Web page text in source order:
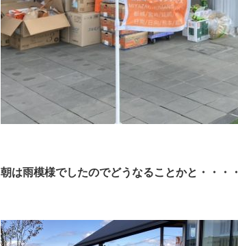
朝は雨模様でしたのでどうなることかと・・・・